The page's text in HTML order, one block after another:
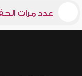
عدد مرات